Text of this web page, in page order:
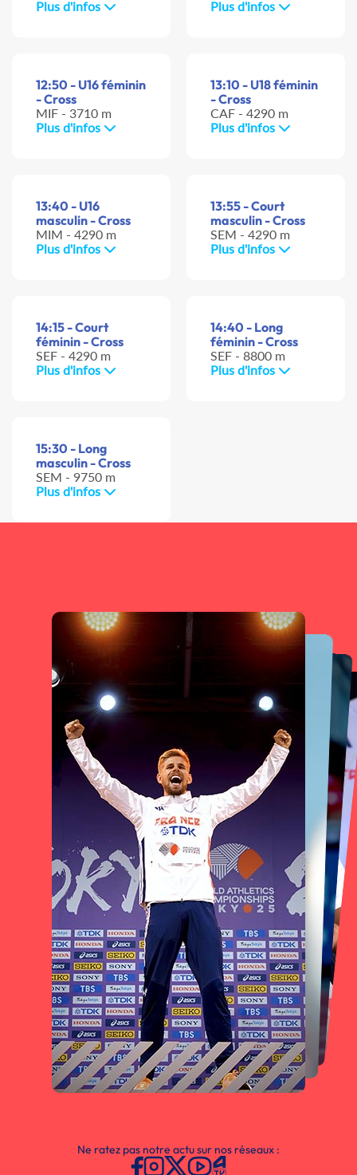
Plus d'infos Plus d'infos
12:50 - U16 féminin
- Cross
MIF - 3710 m
Plus d'infos
13:10 - U18 féminin
- Cross
CAF - 4290 m
Plus d'infos
13:40 - U16
masculin - Cross
MIM - 4290 m
Plus d'infos
13:55 - Court
masculin - Cross
SEM - 4290 m
Plus d'infos
14:15 - Court
féminin - Cross
SEF - 4290 m
Plus d'infos
14:40 - Long
féminin - Cross
SEF - 8800 m
Plus d'infos
15:30 - Long
masculin - Cross
SEM - 9750 m
Plus d'infos
Ne ratez pas notre actu sur nos réseaux :